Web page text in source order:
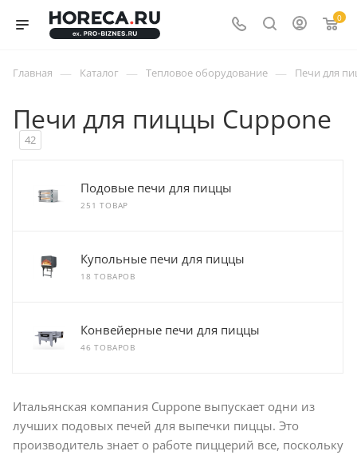
0
Главная — Каталог — Тепловое оборудование — Печи для
Печи для пиццы Cuppone
42
Подовые печи для пиццы
251 ТОВАР
Купольные печи для пиццы
18 ТОВАРОВ
Конвейерные печи для пиццы
46 ТОВАРОВ
Итальянская компания Cuppone выпускает одни из
лучших подовых печей для выпечки пиццы. Это
производитель знает о работе пиццерий все, поскольку